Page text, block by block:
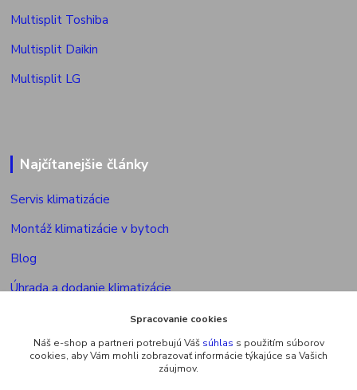
Multisplit Toshiba
Multisplit Daikin
Multisplit LG
Najčítanejšie články
Servis klimatizácie
Montáž klimatizácie v bytoch
Blog
Úhrada a dodanie klimatizácie
Povolenie na montáž klimatizácie
Výkon vonkajšej jed. multisplitu
Spracovanie cookies
Náš e-shop a partneri potrebujú Váš súhlas s použitím súborov
cookies, aby Vám mohli zobrazovať informácie týkajúce sa Vašich
záujmov.